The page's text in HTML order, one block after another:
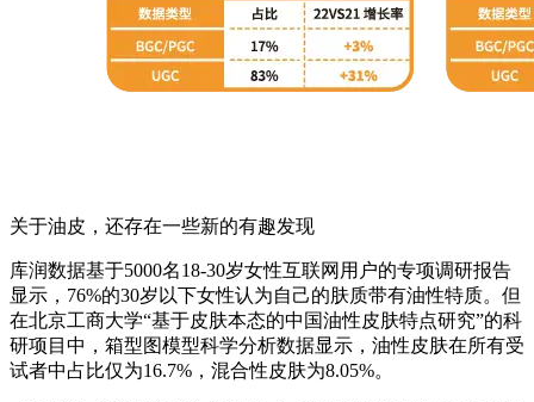
关于油皮，还存在一些新的有趣发现
库润数据基于5000名18-30岁女性互联网用户的专项调研报告
显示，76%的30岁以下女性认为自己的肤质带有油性特质。但
在北京工商大学“基于皮肤本态的中国油性皮肤特点研究”的科
研项目中，箱型图模型科学分析数据显示，油性皮肤在所有受
试者中占比仅为16.7%，混合性皮肤为8.05%。